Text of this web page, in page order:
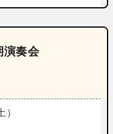
演奏会
）